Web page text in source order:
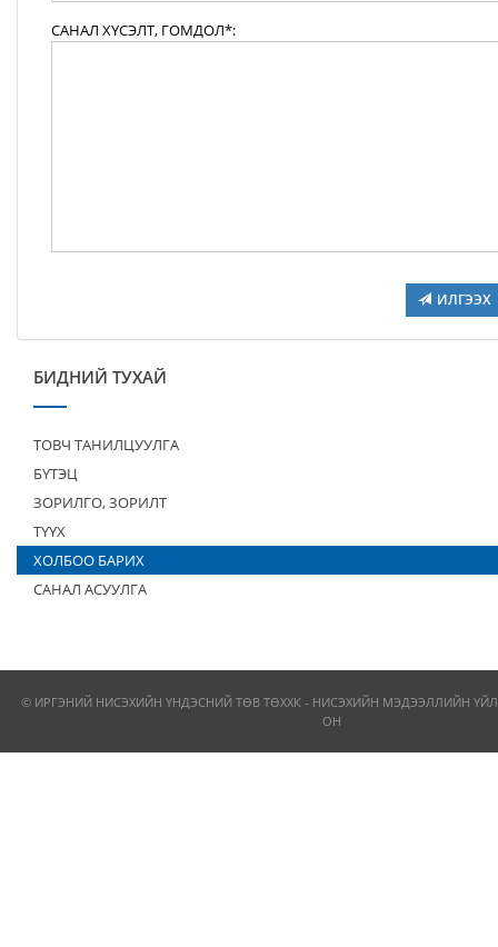
САНАЛ ХҮСЭЛТ, ГОМДОЛ*:
ИЛГЭЭХ
БИДНИЙ ТУХАЙ
ТОВЧ ТАНИЛЦУУЛГА
БҮТЭЦ
ЗОРИЛГО, ЗОРИЛТ
ТҮҮХ
ХОЛБОО БАРИХ
САНАЛ АСУУЛГА
© ИРГЭНИЙ НИСЭХИЙН ҮНДЭСНИЙ ТӨВ ТӨХХК - НИСЭХИЙН МЭДЭЭЛЛИЙН
ОН